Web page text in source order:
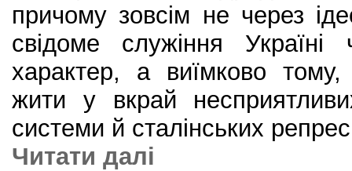
причому зовсім не через
свідоме служіння Україні
характер, а виїмково
жити у вкрай
системи й сталінських
Читати далi